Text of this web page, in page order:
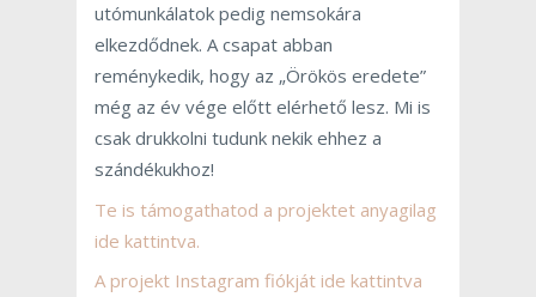
utómunkálatok pedig nemsokára
elkezdődnek. A csapat abban
reménykedik, hogy az „Örökös eredete”
még az év vége előtt elérhető lesz. Mi is
csak drukkolni tudunk nekik ehhez a
szándékukhoz!
Te is támogathatod a projektet anyagilag
ide kattintva.
A projekt Instagram fiókját ide kattintva